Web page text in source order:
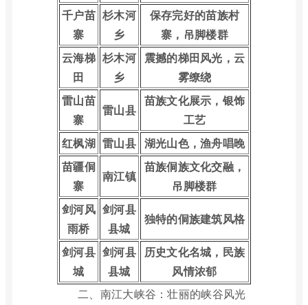
千户苗
寨
杉木河
乡
保存完好的苗族村
寨，吊脚楼群
云海梯
田
杉木河
乡
震撼的梯田风光，云
雾缭绕
雷山苗
寨
雷山县
苗族文化展示，银饰
工艺
红枫湖 雷山县 湖光山色，渔舟唱晚
苗疆侗
寨
南江镇
苗族侗族文化交融，
吊脚楼群
剑河风
雨桥
剑河县
县城
独特的侗族建筑风格
剑河县
城
剑河县
县城
历史文化名城，民族
风情浓郁
二、南江大峡谷：壮丽的峡谷风光